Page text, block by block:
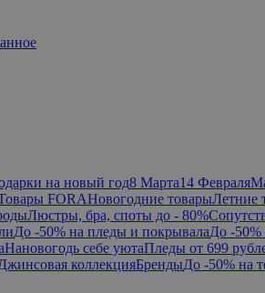
на новый год8 Марта14 Февраля
FORAНовогодние товарыЛетние
Люстры, бра, споты до - 80%
До -50% на пледы и покрывалаДо -
Нановогодь себе уютаПледы от 699
Джинсовая коллекцияБрендыДо -50% на